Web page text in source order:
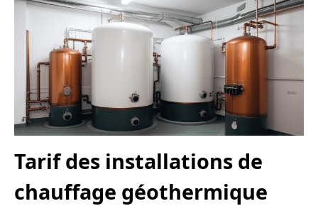
Tarif des installations de
chauffage géothermique